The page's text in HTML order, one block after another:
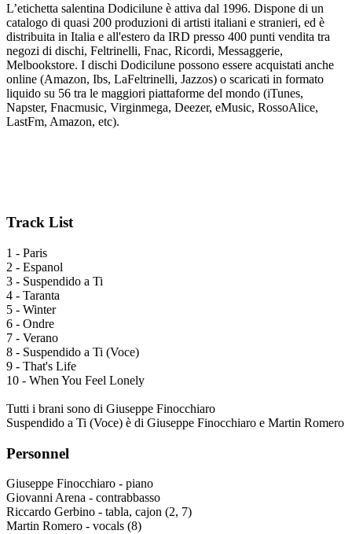
L’etichetta salentina Dodicilune è attiva dal 1996. Dispone di un
catalogo di quasi 200 produzioni di artisti italiani e stranieri, ed è
distribuita in Italia e all'estero da IRD presso 400 punti vendita tra
negozi di dischi, Feltrinelli, Fnac, Ricordi, Messaggerie,
Melbookstore. I dischi Dodicilune possono essere acquistati anche
online (Amazon, Ibs, LaFeltrinelli, Jazzos) o scaricati in formato
liquido su 56 tra le maggiori piattaforme del mondo (iTunes,
Napster, Fnacmusic, Virginmega, Deezer, eMusic, RossoAlice,
LastFm, Amazon, etc).
Track List
1 - Paris
2 - Espanol
3 - Suspendido a Ti
4 - Taranta
5 - Winter
6 - Ondre
7 - Verano
8 - Suspendido a Ti (Voce)
9 - That's Life
10 - When You Feel Lonely
Tutti i brani sono di Giuseppe Finocchiaro
Suspendido a Ti (Voce) è di Giuseppe Finocchiaro e Martin Romero
Personnel
Giuseppe Finocchiaro - piano
Giovanni Arena - contrabbasso
Riccardo Gerbino - tabla, cajon (2, 7)
Martin Romero - vocals (8)